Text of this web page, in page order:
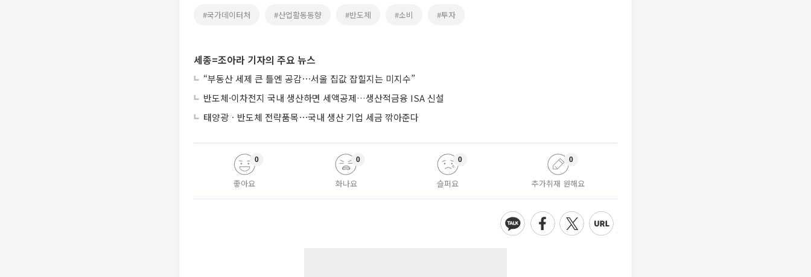
#국가데이터처 #산업활동동향 #반도체 #소비 #투자
세종=조아라 기자의 주요 뉴스
“부동산 세제 큰 틀엔 공감⋯서울 집값 잡힐지는 미지수”
반도체·이차전지 국내 생산하면 세액공제…생산적금융 ISA 신설
태양광ㆍ반도체 전략품목⋯국내 생산 기업 세금 깎아준다
좋아요
0
화나요
0
슬퍼요
0
추가취재 원해요
0